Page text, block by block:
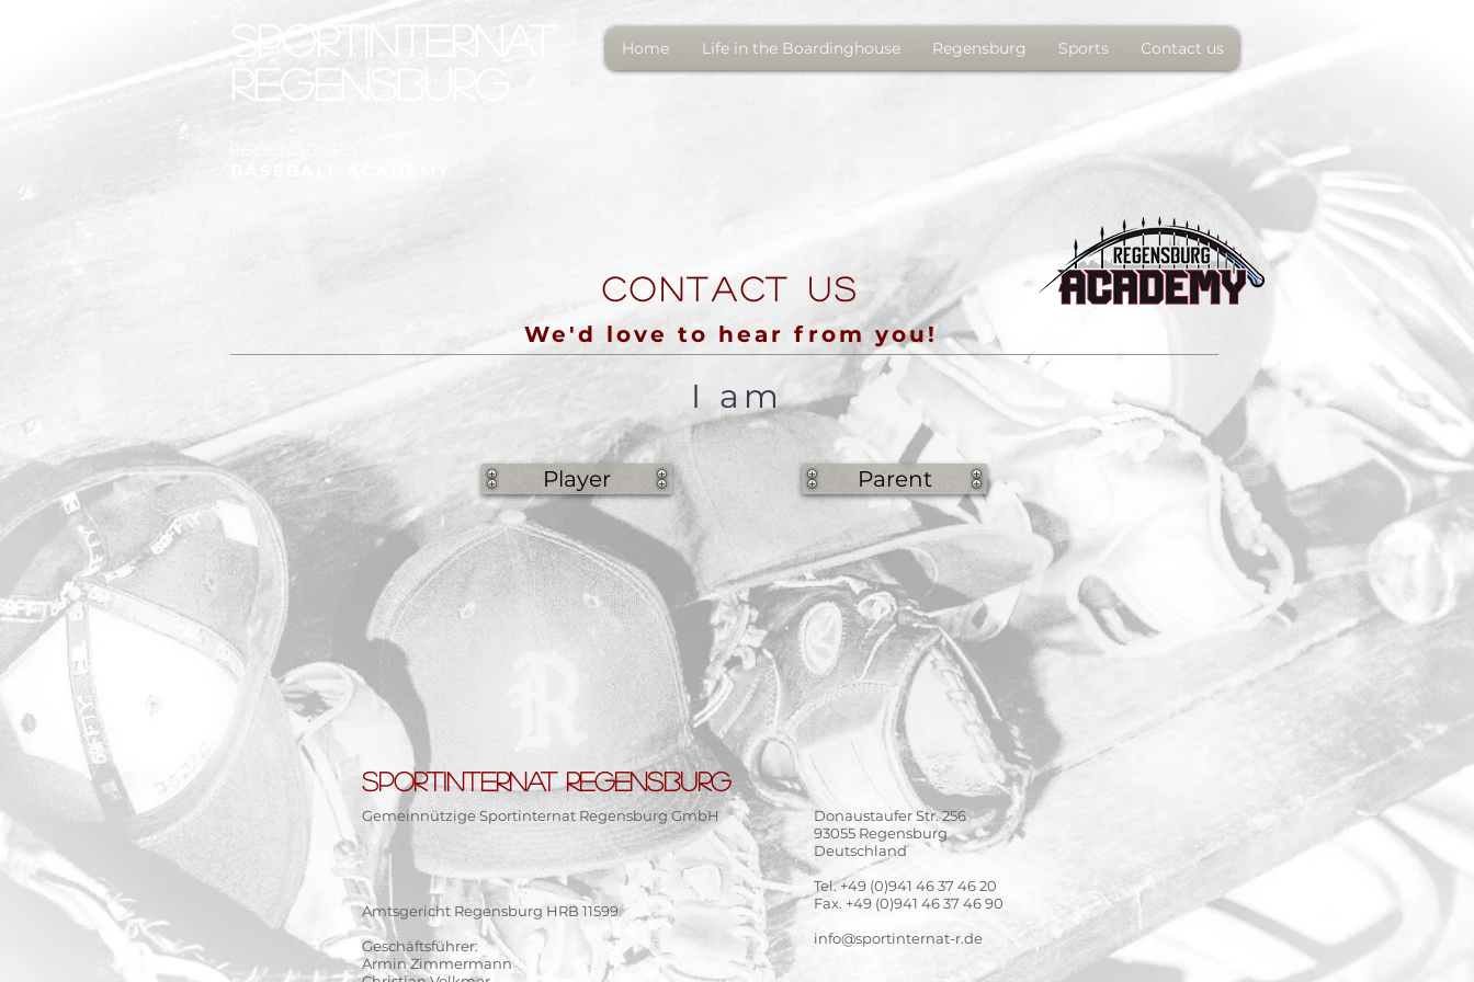
SPORTINTERNAT
REGENSBURG
Home Life in the Boardinghouse Regensburg Sports Contact us
CONTACT US
We'd love to hear from you!
I am
Player Parent
SPORTINTERNAT REGENSBURG
Gemeinnützige Sportinternat Regensburg GmbH
Amtsgericht Regensburg HRB 11599
Geschäftsführer:
Armin Zimmermann
Donaustaufer Str. 256
93055 Regensburg
Deutschland
Tel. +49 (0)941 46 37 46 20
Fax. +49 (0)941 46 37 46 90
info@sportinternat-r.de